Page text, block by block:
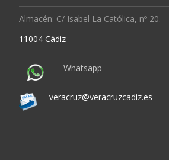
Almacén: C/ Isabel La Católica, nº 20.
11004 Cádiz
Whatsapp
veracruz@veracruzcadiz.es